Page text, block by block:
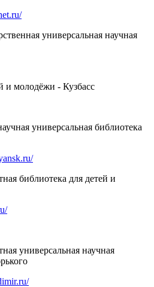
универсальная научная
и молодёжи - Кузбасс
универсальная библиотека
библиотека для детей и
универсальная научная